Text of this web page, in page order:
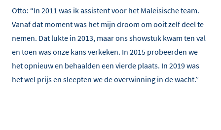
Otto: “In 2011 was ik assistent voor het Maleisische team.
Vanaf dat moment was het mijn droom om ooit zelf deel te
nemen. Dat lukte in 2013, maar ons showstuk kwam ten val
en toen was onze kans verkeken. In 2015 probeerden we
het opnieuw en behaalden een vierde plaats. In 2019 was
het wel prijs en sleepten we de overwinning in de wacht.”